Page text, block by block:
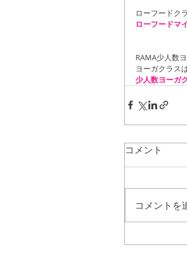
ローフードク
ローフードマ
RAMA少人数
ヨーガクラス
少人数ヨーガ
コメント
コメントを